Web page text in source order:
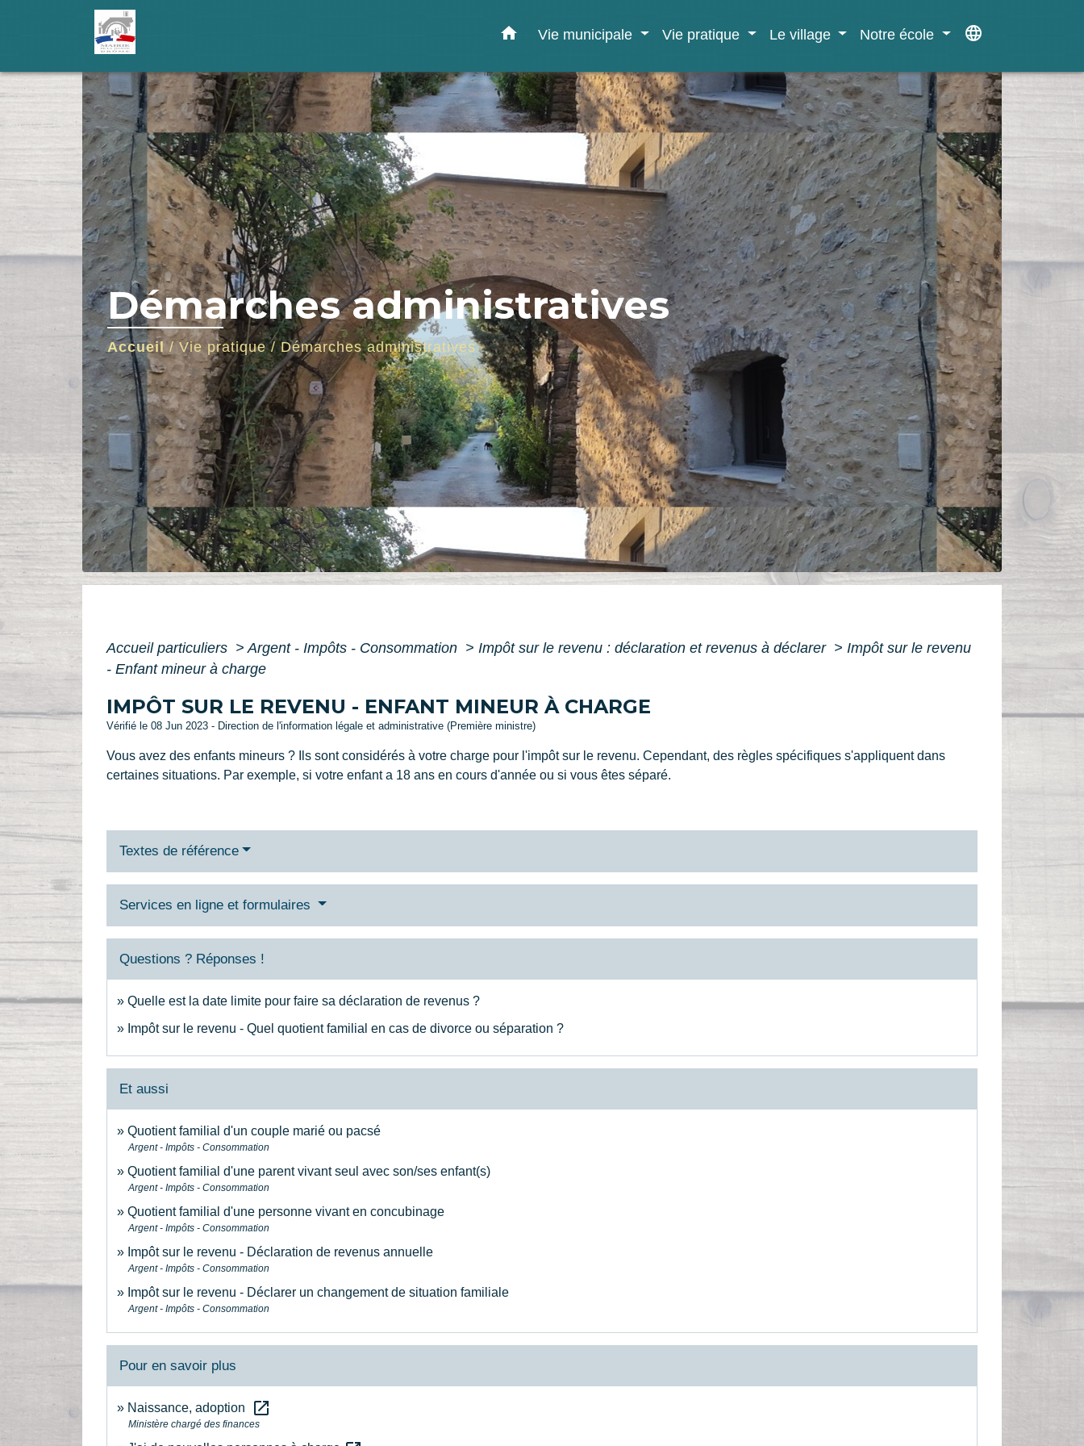
home Vie municipale Vie pratique Le village Notre école language
Démarches administratives
Accueil/Vie pratique/Démarches administratives
Accueil particuliers > Argent - Impôts - Consommation > Impôt sur le revenu : déclaration et revenus à déclarer > Impôt sur le revenu
- Enfant mineur à charge
IMPÔT SUR LE REVENU - ENFANT MINEUR À CHARGE
Vérifié le 08 Jun 2023 - Direction de l'information légale et administrative (Première ministre)
Vous avez des enfants mineurs ? Ils sont considérés à votre charge pour l'impôt sur le revenu. Cependant, des règles spécifiques s'appliquent dans
certaines situations. Par exemple, si votre enfant a 18 ans en cours d'année ou si vous êtes séparé.
Textes de référence
Services en ligne et formulaires
Questions ? Réponses !
Quelle est la date limite pour faire sa déclaration de revenus ?
Impôt sur le revenu - Quel quotient familial en cas de divorce ou séparation ?
Et aussi
Quotient familial d'un couple marié ou pacsé
Argent - Impôts - Consommation
Quotient familial d'une parent vivant seul avec son/ses enfant(s)
Argent - Impôts - Consommation
Quotient familial d'une personne vivant en concubinage
Argent - Impôts - Consommation
Impôt sur le revenu - Déclaration de revenus annuelle
Argent - Impôts - Consommation
Impôt sur le revenu - Déclarer un changement de situation familiale
Argent - Impôts - Consommation
Pour en savoir plus
Naissance, adoption open_in_new
Ministère chargé des finances